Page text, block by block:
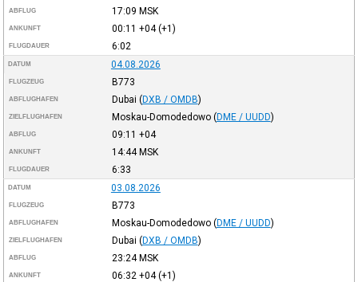
ABFLUG 17:09 MSK
ANKUNFT 00:11 +04(+1)
FLUGDAUER 6:02
DATUM 04.08.2026
FLUGZEUG B773
ABFLUGHAFEN Dubai (DXB / OMDB)
ZIELFLUGHAFEN Moskau-Domodedowo (DME / UUDD)
ABFLUG 09:11 +04
ANKUNFT 14:44MSK
FLUGDAUER 6:33
DATUM 03.08.2026
FLUGZEUG B773
ABFLUGHAFEN Moskau-Domodedowo (DME / UUDD)
ZIELFLUGHAFEN Dubai (DXB / OMDB)
ABFLUG 23:24MSK
ANKUNFT 06:32 +04(+1)